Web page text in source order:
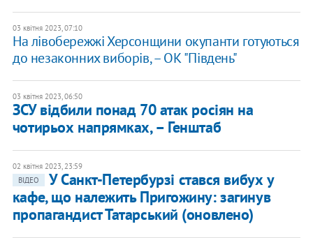
03 квітня 2023, 07:10
На лівобережжі Херсонщини окупанти готуються
до незаконних виборів, – ОК "Південь"
03 квітня 2023, 06:50
​ЗСУ відбили понад 70 атак росіян на
чотирьох напрямках, – Генштаб
02 квітня 2023, 23:59
ВІДЕО
​У Санкт-Петербурзі стався вибух у
кафе, що належить Пригожину: загинув
пропагандист Татарський (оновлено)